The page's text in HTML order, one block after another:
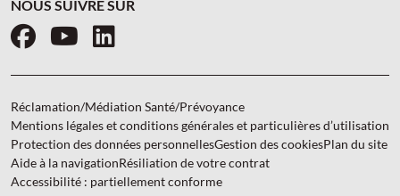
NOUS SUIVRE SUR
Facebook YouTube
Réclamation/Médiation Santé/Prévoyance
Mentions légales et conditions générales et particulières d’utilisation
Protection des données personnellesGestion des cookiesPlan du site
Aide à la navigationRésiliation de votre contrat
Accessibilité : partiellement conforme